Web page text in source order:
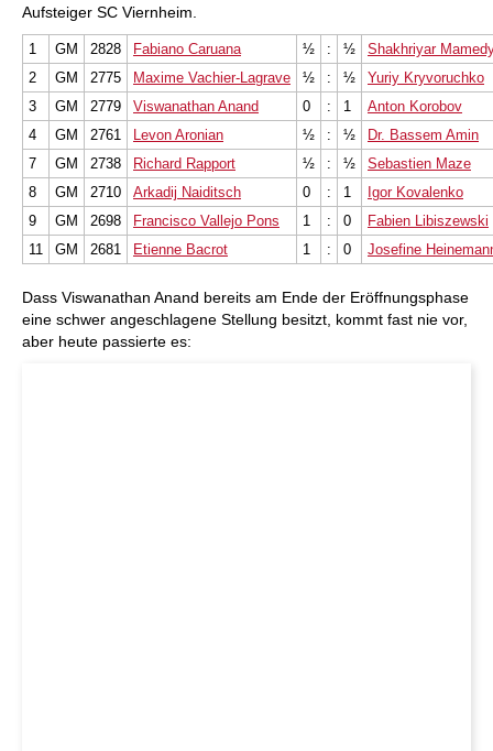
Aufsteiger SC Viernheim.
1 GM 2828 Fabiano Caruana ½ : ½
Shakhriyar
2
GM 2775 Maxime Vachier-Lagrave ½ : ½
Yuriy Kryvoruchko
3
GM 2779 Viswanathan Anand 0 : 1
Anton Korobov
4
GM 2761 Levon Aronian ½ : ½
Dr. Bassem Amin
7
GM 2738 Richard Rapport ½ : ½
Sebastien Maze
8
GM 2710 Arkadij Naiditsch 0 : 1
Igor Kovalenko
9
GM 2698 Francisco Vallejo Pons 1 : 0
Fabien Libiszewski
11
GM 2681 Etienne Bacrot 1 : 0 Josefine
Dass Viswanathan Anand bereits am Ende der Eröffnungsphase
eine schwer angeschlagene Stellung besitzt, kommt fast nie vor,
aber heute passierte es: